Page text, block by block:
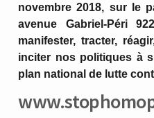
novembre 2018, sur le
avenue Gabriel-Péri
manifester, tracter,
inciter nos politiques à
plan national de lutte